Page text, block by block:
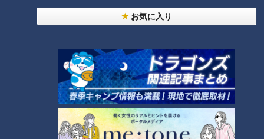
お気に入り
山中に女性2人の遺体を遺棄した罪 検察は36歳女に
もっと見る